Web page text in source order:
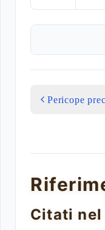
Pericope
Citati nel